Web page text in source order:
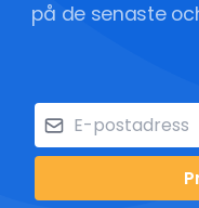
på de senaste